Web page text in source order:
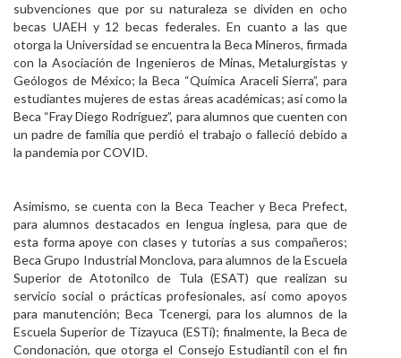
subvenciones que por su naturaleza se dividen en ocho
becas UAEH y 12 becas federales. En cuanto a las que
otorga la Universidad se encuentra la Beca Mineros, firmada
con la Asociación de Ingenieros de Minas, Metalurgistas y
Geólogos de México; la Beca “Química Araceli Sierra”, para
estudiantes mujeres de estas áreas académicas; así como la
Beca “Fray Diego Rodríguez”, para alumnos que cuenten con
un padre de familia que perdió el trabajo o falleció debido a
la pandemia por COVID.
Asimismo, se cuenta con la Beca Teacher y Beca Prefect,
para alumnos destacados en lengua inglesa, para que de
esta forma apoye con clases y tutorías a sus compañeros;
Beca Grupo Industrial Monclova, para alumnos de la Escuela
Superior de Atotonilco de Tula (ESAT) que realizan su
servicio social o prácticas profesionales, así como apoyos
para manutención; Beca Tcenergi, para los alumnos de la
Escuela Superior de Tizayuca (ESTi); finalmente, la Beca de
Condonación, que otorga el Consejo Estudiantil con el fin